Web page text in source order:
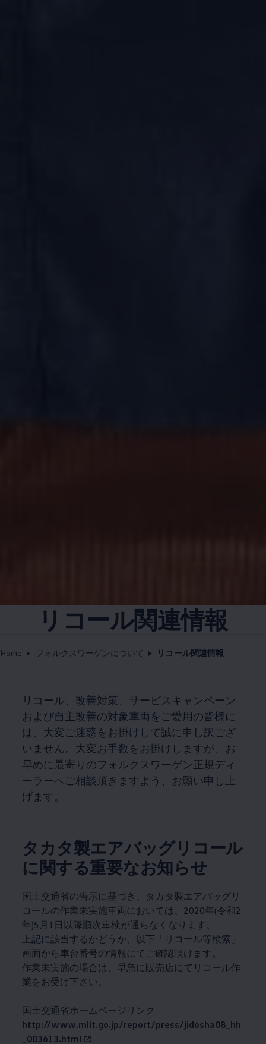
リコール関連情報
Home フォルクスワーゲンについて リコール関連情報
リコール、改善対策、サービスキャンペーン
および自主改善の対象車両をご愛用の皆様に
は、大変ご迷惑をお掛けして誠に申し訳ござ
いません。大変お手数をお掛けしますが、お
早めに最寄りのフォルクスワーゲン正規ディ
ーラーへご相談頂きますよう、お願い申し上
げます。
タカタ製エアバッグリコール
に関する重要なお知らせ
国土交通省の告示に基づき、タカタ製エアバッグリ
コールの作業未実施車両においては、2020年(令和2
年)5月1日以降順次車検が通らなくなります。
上記に該当するかどうか、以下「リコール等検索」
画面から車台番号の情報にてご確認頂けます。
作業未実施の場合は、早急に販売店にてリコール作
業をお受け下さい。
国土交通省ホームページリンク
http://www.mlit.go.jp/report/press/jidosha08_hh
_003613.html